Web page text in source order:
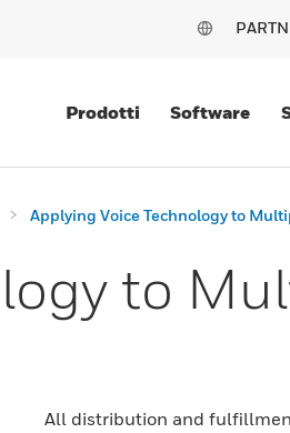
Prodotti Software
Applying Voice Technology to
to
All distribution and